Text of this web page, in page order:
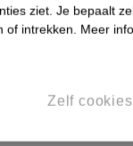
ziet. Je bepaalt
of intrekken. Meer
Zelf